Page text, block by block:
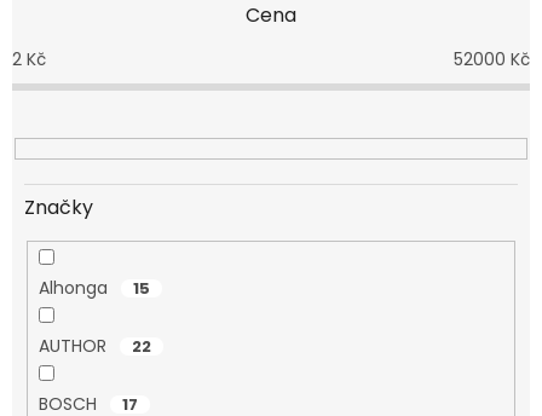
p
r
o
u
Cena
2 Kč 52000 Kč
Značky
Alhonga 15
AUTHOR 22
BOSCH 17